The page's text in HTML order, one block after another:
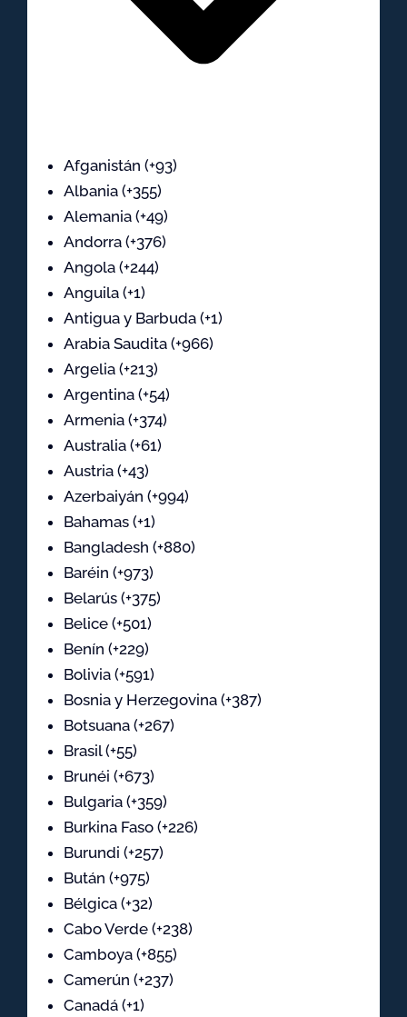
Afganistán (+93)
Albania (+355)
Alemania (+49)
Andorra (+376)
Angola (+244)
Anguila (+1)
Antigua y Barbuda (+1)
Arabia Saudita (+966)
Argelia (+213)
Argentina (+54)
Armenia (+374)
Australia (+61)
Austria (+43)
Azerbaiyán (+994)
Bahamas (+1)
Bangladesh (+880)
Baréin (+973)
Belarús (+375)
Belice (+501)
Benín (+229)
Bolivia (+591)
Bosnia y Herzegovina (+387)
Botsuana (+267)
Brasil (+55)
Brunéi (+673)
Bulgaria (+359)
Burkina Faso (+226)
Burundi (+257)
Bután (+975)
Bélgica (+32)
Cabo Verde (+238)
Camboya (+855)
Camerún (+237)
Canadá (+1)